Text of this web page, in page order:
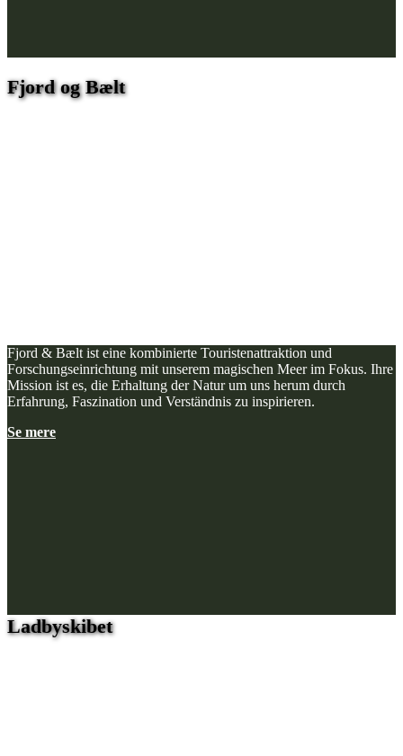
Fjord og Bælt
Fjord & Bælt ist eine kombinierte Touristenattraktion und
Forschungseinrichtung mit unserem magischen Meer im Fokus. Ihre
Mission ist es, die Erhaltung der Natur um uns herum durch
Erfahrung, Faszination und Verständnis zu inspirieren.
Se mere
Ladbyskibet